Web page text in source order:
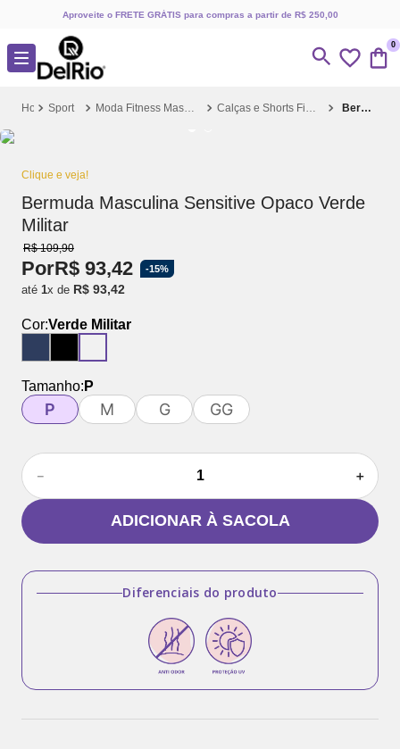
Aproveite o FRETE GRÁTIS para compras a partir de R$ 250,00
0
Sport Moda Fitness Masculinas Calças e Shorts Fitness Bermuda Masculina Sensitive Opaco Verde Militar
Clique e veja!
Bermuda Masculina Sensitive Opaco Verde
Militar
R$ 109,90
PorR$ 93,42 -15%
até 1x de R$ 93,42
Cor:Verde Militar
Tamanho: P
P M G GG
＋
－
ADICIONAR À SACOLA
Diferenciais do produto